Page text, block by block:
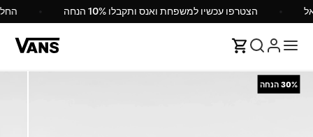
הצטרפו עכשיו למשפחת ואנס ותקבלו 10% הנחה
30% הנחה